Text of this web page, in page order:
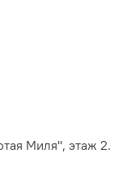
Миля", этаж 2.